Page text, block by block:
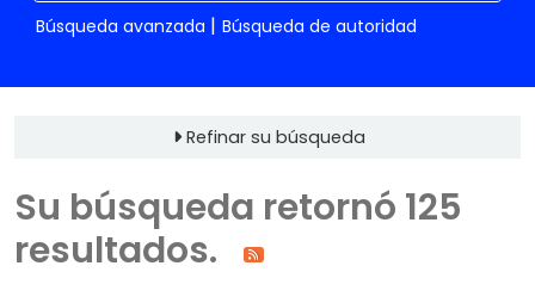
Búsqueda avanzada
Búsqueda de autoridad
Refinar su búsqueda
Su búsqueda retornó 125
resultados.